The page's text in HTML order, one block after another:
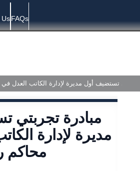
UsFAQs
تجربتي تستضيف أول مديرة لإدارة الكاتب العدل
مبادرة تجربتي
مديرة لإدارة
محاكم